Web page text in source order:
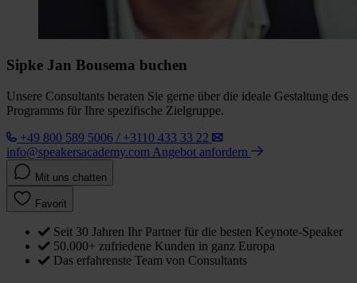
Sipke Jan Bousema buchen
Unsere Consultants beraten Sie gerne über die ideale Gestaltung des
Programms für Ihre spezifische Zielgruppe.
+49 800 589 5006 / +3110 433 33 22
info@speakersacademy.com Angebot anfordern
Mit uns chatten
Favorit
Seit 30 Jahren Ihr Partner für die besten Keynote-Speaker
50.000+ zufriedene Kunden in ganz Europa
Das erfahrenste Team von Consultants